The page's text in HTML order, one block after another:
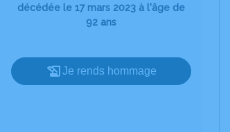
décédée le 17 mars 2023 à l'âge de
92 ans
Je rends hommage